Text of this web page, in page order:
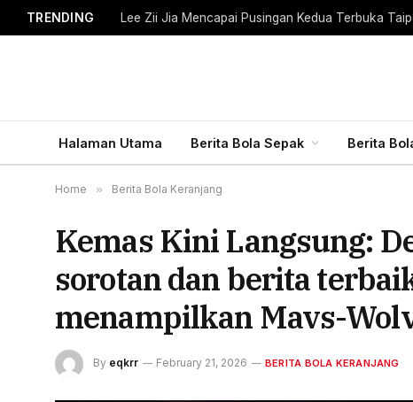
TRENDING Lee Zii Jia Mencapai Pusingan Kedua Terbuka
Halaman Utama Berita Bola Sepak Berita
Home » Berita Bola Keranjang
Kemas Kini Langsung:
sorotan dan berita
menampilkan Mavs-
By eqkrr February 21, 2026 BERITA BOLA KERANJANG